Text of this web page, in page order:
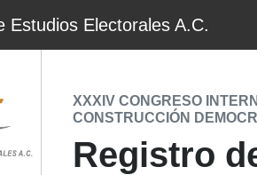
Estudios Electorales A.C.
XXXIV CONGRESO
CONSTRUCCIÓN
Registro